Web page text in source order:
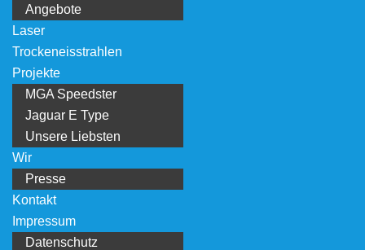
Angebote
Laser
Trockeneisstrahlen
Projekte
MGA Speedster
Jaguar E Type
Unsere Liebsten
Wir
Presse
Kontakt
Impressum
Datenschutz